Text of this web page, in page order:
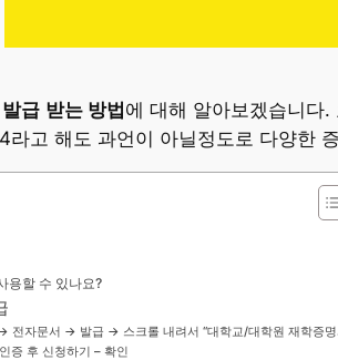
급 받는 방법에 대해 알아보겠습니다
고 해도 과언이 아닐정도로 다양한
용할 수 있나요?
전자문서 → 발급 → 스크롤 내려서 “대학교/대학원 재학증명
증 후 신청하기 – 확인